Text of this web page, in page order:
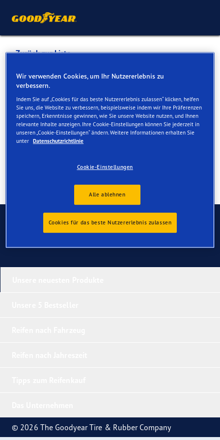
Zurück zur Liste
AUTO EDEN AG
Dienste online und vor Ort verfügbar
Kontakt Serviceleistungen
Kontaktieren Sie uns
© 2026 The Goodyear Tire & Rubber Company
Wir verwenden Cookies, um Ihr Nutzererlebnis zu
verbessern.
Indem Sie auf „Cookies für das beste Nutzererlebnis zulassen“ klicken, helfen
Sie uns, die Website zu verbessern, beispielsweise indem wir Ihre Präferenzen
speichern, Erkenntnisse gewinnen, wie Sie unsere Website nutzen, und Ihnen
relevante Inhalte anzeigen. Ihre Cookie-Einstellungen können Sie jederzeit in
unseren „Cookie-Einstellungen“ ändern. Weitere Informationen erhalten Sie
unter Datenschutzrichtlinie
Cookie-Einstellungen
Alle ablehnen
Cookies für das beste Nutzererlebnis zulassen